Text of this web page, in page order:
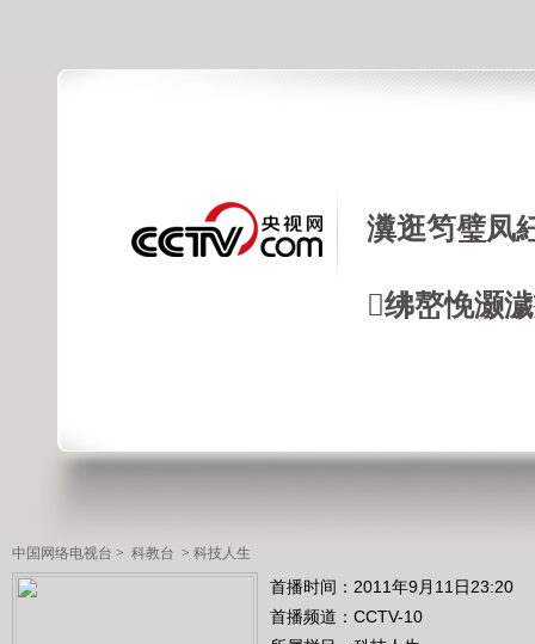
瀵逛笉璧凤
绋嶅悗灏
中国网络电视台 > 科教台 > 科技人生
首播时间：2011年9月11日23:20
首播频道： CCTV-10